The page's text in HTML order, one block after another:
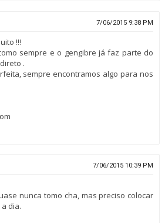
7/06/2015 9:38 PM
!!!
sempre e o gengibre já faz parte do
.
sempre encontramos algo para nos
7/06/2015 10:39 PM
nunca tomo cha, mas preciso colocar
dia.